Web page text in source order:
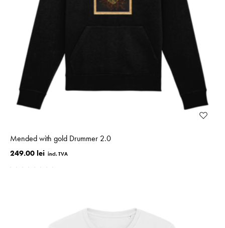
Mended with gold Drummer 2.0
249.00 lei